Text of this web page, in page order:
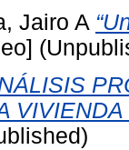
Jairo A